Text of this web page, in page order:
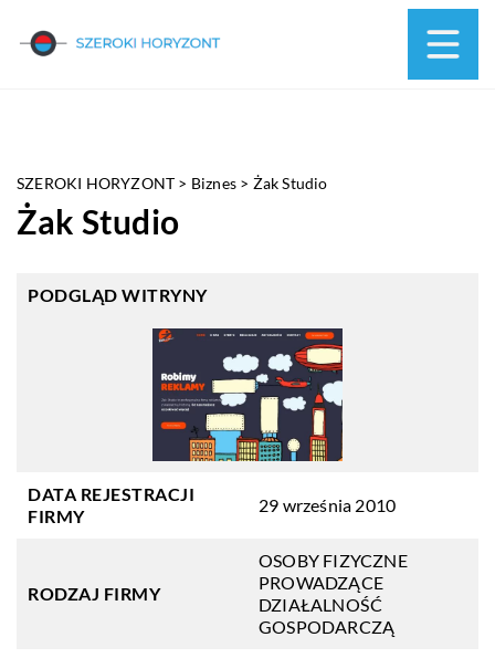
SZEROKI HORYZONT > Biznes > Żak Studio
Żak Studio
PODGLĄD WITRYNY
DATA REJESTRACJI
FIRMY
29 września 2010
RODZAJ FIRMY
OSOBY FIZYCZNE
PROWADZĄCE
DZIAŁALNOŚĆ
GOSPODARCZĄ